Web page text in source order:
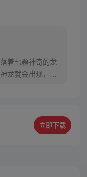
着七颗神奇的龙
龙就会出现，并
立即下载